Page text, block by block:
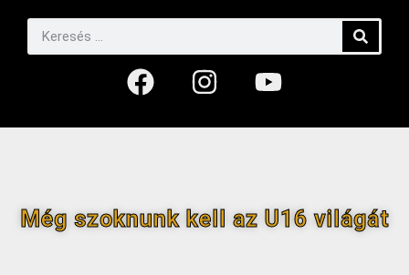
Még szoknunk kell az U16 világát